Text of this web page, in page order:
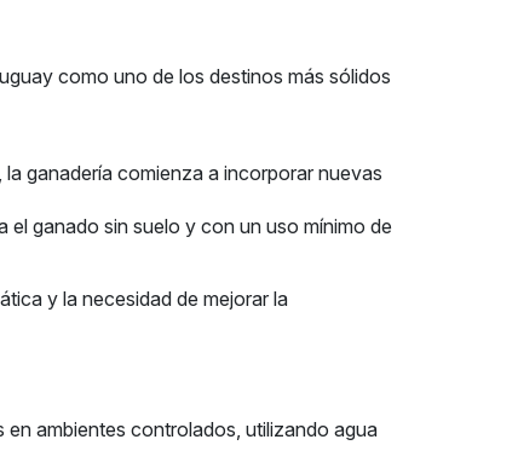
como uno de los destinos más sólidos
ganadería comienza a incorporar nuevas
el ganado sin suelo y con un uso mínimo de
y la necesidad de mejorar la
en ambientes controlados, utilizando agua